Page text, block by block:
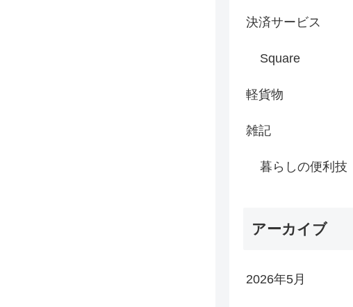
決済サービス
Square
軽貨物
雑記
暮らしの便利技
アーカイブ
2026年5月